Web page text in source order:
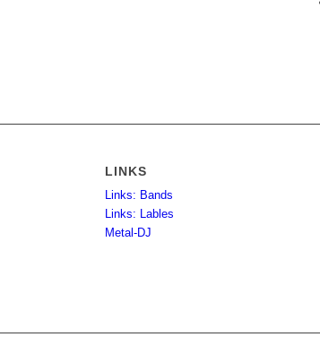
LINKS
Links: Bands
Links: Lables
Metal-DJ